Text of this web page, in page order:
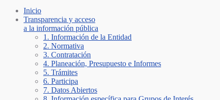
Inicio
Transparencia y acceso
a la información pública
1. Información de la Entidad
2. Normativa
3. Contratación
4. Planeación, Presupuesto e Informes
5. Trámites
6. Participa
7. Datos Abiertos